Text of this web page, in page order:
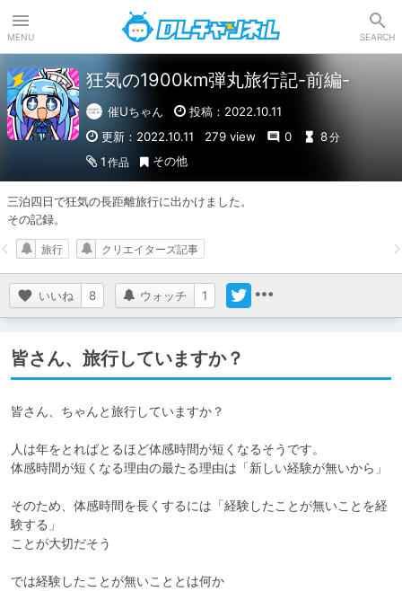
MENU SEARCH
狂気の1900km弾丸旅行記-前編-
催Uちゃん
投稿：2022.10.11
更新：2022.10.11
279 view 0 8分
1 作品 その他
三泊四日で狂気の長距離旅行に出かけました。
その記録。
いいね 8 ウォッチ 1
旅行 クリエイターズ記事
皆さん、旅行していますか？
皆さん、ちゃんと旅行していますか？
人は年をとればとるほど体感時間が短くなるそうです。
体感時間が短くなる理由の最たる理由は「新しい経験が無いから」
そのため、体感時間を長くするには「経験したことが無いことを経
験する」
ことが大切だそう
では経験したことが無いこととは何か